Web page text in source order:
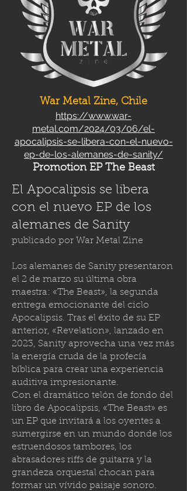
War Metal Zine, Chile
https://www.war-
metal.com/2024/03/06/el-
apocalipsis-se-libera-con-el-nuevo-
ep-de-los-alemanes-de-sanity/
Promotion EP The Beast
El Apocalipsis se libera
con el nuevo EP de los
alemanes de Sanity
publicado por War Metal Zine
Los alemanes de Sanity presentaron
el 2 de marzo su última obra
maestra: «The Beast», la segunda
entrega emocionante del ciclo
Apocalipsis. Tras el éxito de su EP
anterior, «Revelation», lanzado en
2023, Sanity aprovecha una vez más
la energía cruda de la profecía
bíblica para crear una experiencia
auditiva impresionante.
Con el dramático telón de fondo del
libro de Apocalipsis, «The Beast» es
un EP que invitará a los oyentes a
sumergirse en un mundo donde los
estruendosos tambores, los
abrasadores riffs de guitarra y la
grandeza orquestal chocan para
formar un vívido paisaje sonoro.